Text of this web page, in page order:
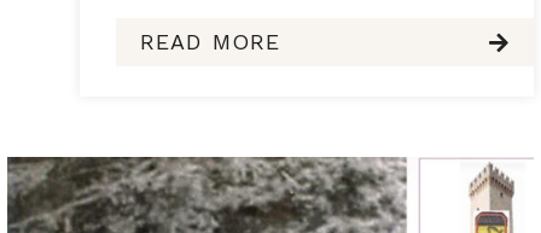
READ MORE